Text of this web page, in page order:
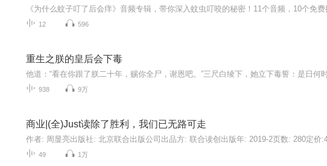
12 596
重生之朕的皇后会下毒
938 9万
商业|(全)Just读除了胜利，我们已无路可走
49 1万